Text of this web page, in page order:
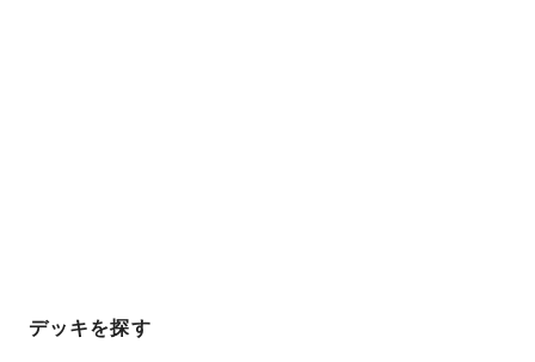
デッキを探す